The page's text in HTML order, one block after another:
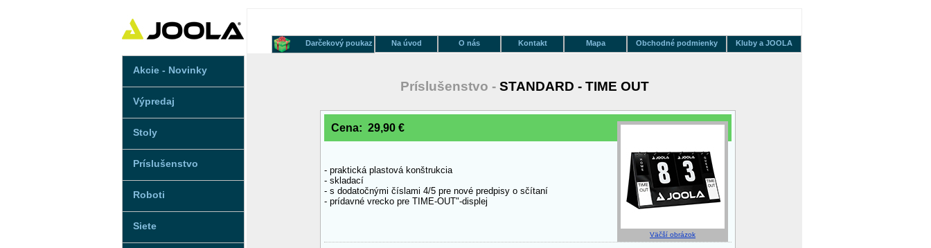
Akcie - Novinky
Výpredaj
Stoly
Príslušenstvo
Roboti
Siete
Kluby a JOOLA
Obchodné podmienky
Mapa
Kontakt
O nás
Na úvod
Darčekový poukaz
Príslušenstvo - STANDARD - TIME OUT
Väčší obrázok
Cena: 29,90 €
- praktická plastová konštrukcia
- skladací
- s dodatočnými číslami 4/5 pre nové predpisy o sčítaní
- prídavné vrecko pre TIME-OUT"-displej